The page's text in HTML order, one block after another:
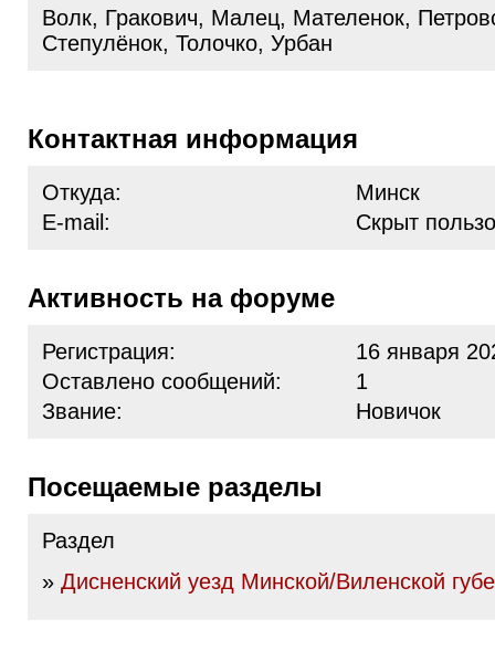
Волк, Гракович, Малец, Мателенок,
Степулёнок, Толочко, Урбан
Контактная информация
Откуда:
Минск
E-mail:
Скрыт
Активность на форуме
Регистрация:
16 января
Оставлено сообщений:
1
Звание:
Новичок
Посещаемые разделы
Раздел
» Дисненский уезд Минской/Виленской